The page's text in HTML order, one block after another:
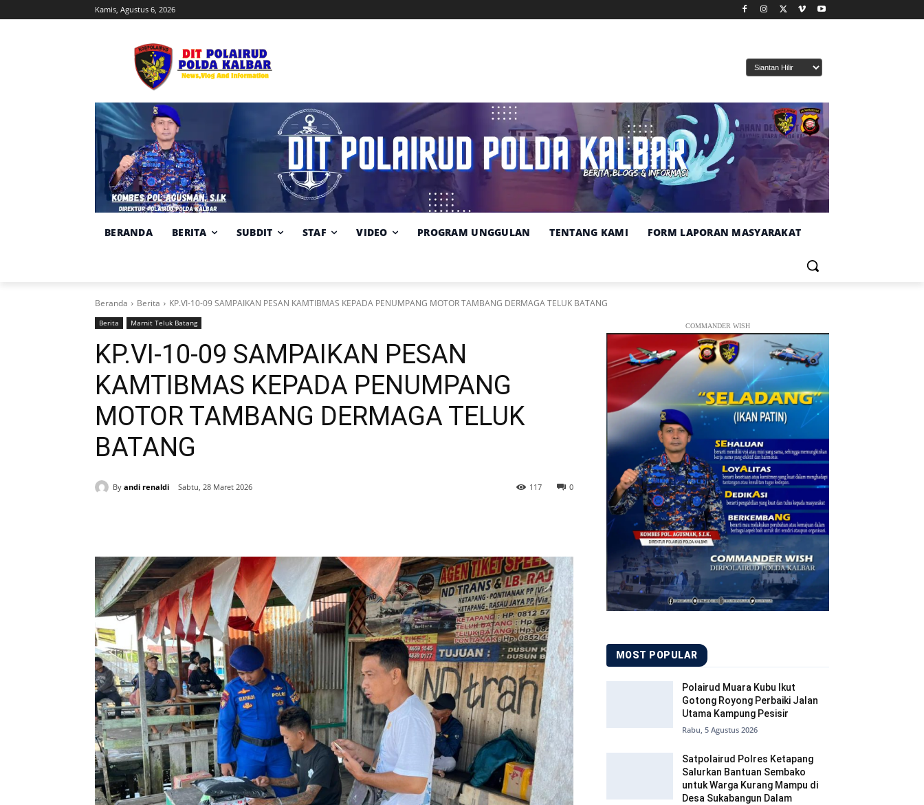
Kamis, Agustus 6, 2026
cuaca
BERANDA BERITA SUBDIT STAF VIDEO PROGRAM UNGGULAN TENTANG KAMI FORM LAPORAN MASYARAKAT
Beranda Berita KP.VI-10-09 SAMPAIKAN PESAN KAMTIBMAS KEPADA PENUMPANG MOTOR TAMBANG DERMAGA TELUK BATANG
Berita Marnit Teluk Batang
KP.VI-10-09 SAMPAIKAN PESAN
KAMTIBMAS KEPADA PENUMPANG
MOTOR TAMBANG DERMAGA TELUK
BATANG
By andi renaldi Sabtu, 28 Maret 2026 0
117
COMMANDER WISH
MOST POPULAR
Polairud Muara Kubu Ikut
Gotong Royong Perbaiki Jalan
Utama Kampung Pesisir
Rabu, 5 Agustus 2026
Satpolairud Polres Ketapang
Salurkan Bantuan Sembako
untuk Warga Kurang Mampu di
Desa Sukabangun Dalam